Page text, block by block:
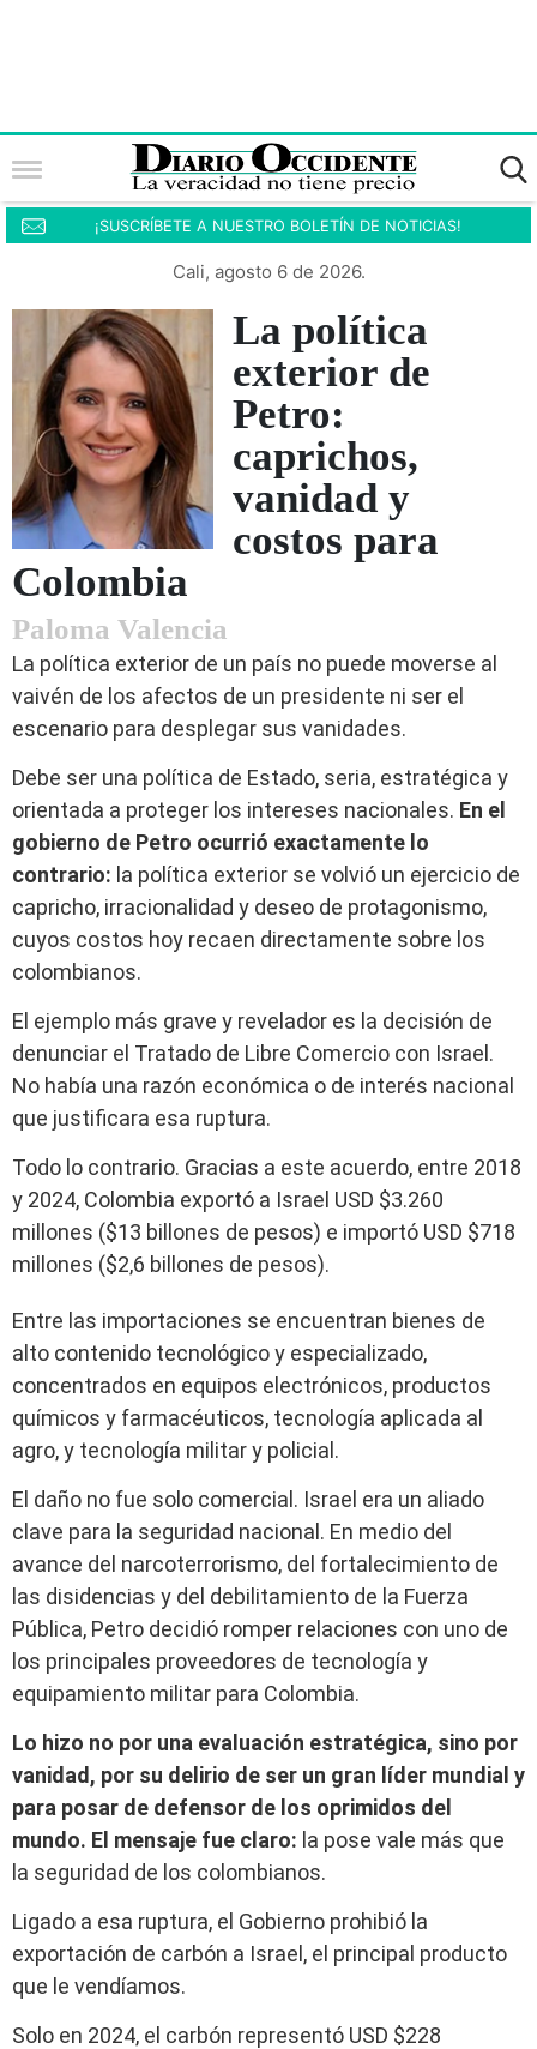
¡SUSCRÍBETE A NUESTRO BOLETÍN DE NOTICIAS!
Cali, agosto 6 de 2026.
La política
exterior de
Petro:
caprichos,
vanidad y
costos para
Colombia
Paloma Valencia
La política exterior de un país no puede moverse al
vaivén de los afectos de un presidente ni ser el
escenario para desplegar sus vanidades.
Debe ser una política de Estado, seria, estratégica y
orientada a proteger los intereses nacionales. En el
gobierno de Petro ocurrió exactamente lo
contrario: la política exterior se volvió un ejercicio de
capricho, irracionalidad y deseo de protagonismo,
cuyos costos hoy recaen directamente sobre los
colombianos.
El ejemplo más grave y revelador es la decisión de
denunciar el Tratado de Libre Comercio con Israel.
No había una razón económica o de interés nacional
que justificara esa ruptura.
Todo lo contrario. Gracias a este acuerdo, entre 2018
y 2024, Colombia exportó a Israel USD $3.260
millones ($13 billones de pesos) e importó USD $718
millones ($2,6 billones de pesos).
Entre las importaciones se encuentran bienes de
alto contenido tecnológico y especializado,
concentrados en equipos electrónicos, productos
químicos y farmacéuticos, tecnología aplicada al
agro, y tecnología militar y policial.
El daño no fue solo comercial. Israel era un aliado
clave para la seguridad nacional. En medio del
avance del narcoterrorismo, del fortalecimiento de
las disidencias y del debilitamiento de la Fuerza
Pública, Petro decidió romper relaciones con uno de
los principales proveedores de tecnología y
equipamiento militar para Colombia.
Lo hizo no por una evaluación estratégica, sino por
vanidad, por su delirio de ser un gran líder mundial y
para posar de defensor de los oprimidos del
mundo. El mensaje fue claro: la pose vale más que
la seguridad de los colombianos.
Ligado a esa ruptura, el Gobierno prohibió la
exportación de carbón a Israel, el principal producto
que le vendíamos.
Solo en 2024, el carbón representó USD $228